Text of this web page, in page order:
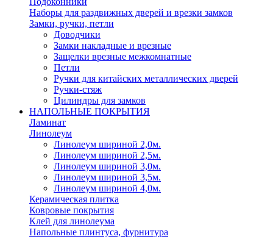
Наборы для раздвижных дверей и врезки замков
Замки, ручки, петли
Доводчики
Замки накладные и врезные
Защелки врезные межкомнатные
Петли
Ручки для китайских металлических дверей
Ручки-стяж
Цилиндры для замков
НАПОЛЬНЫЕ ПОКРЫТИЯ
Ламинат
Линолеум
Линолеум шириной 2,0м.
Линолеум шириной 2,5м.
Линолеум шириной 3,0м.
Линолеум шириной 3,5м.
Линолеум шириной 4,0м.
Керамическая плитка
Ковровые покрытия
Клей для линолеума
Напольные плинтуса, фурнитура